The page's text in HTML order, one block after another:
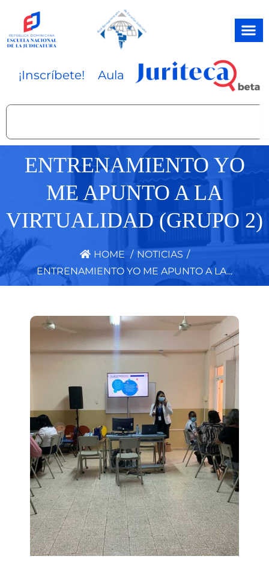
contenido
¡Inscríbete! Aula
Search
ENTRENAMIENTO YO
ME APUNTO A LA
VIRTUALIDAD (GRUPO 2)
HOME / NOTICIAS /
ENTRENAMIENTO YO ME APUNTO A LA...